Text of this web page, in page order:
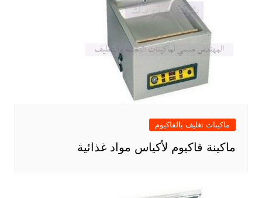
ماكينات تغليف بالفاكيوم
ماكينة فاكيوم لأكياس مواد غذائية